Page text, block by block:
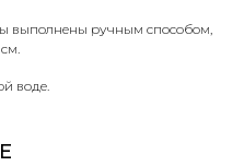
выполнены ручным способом,
воде.